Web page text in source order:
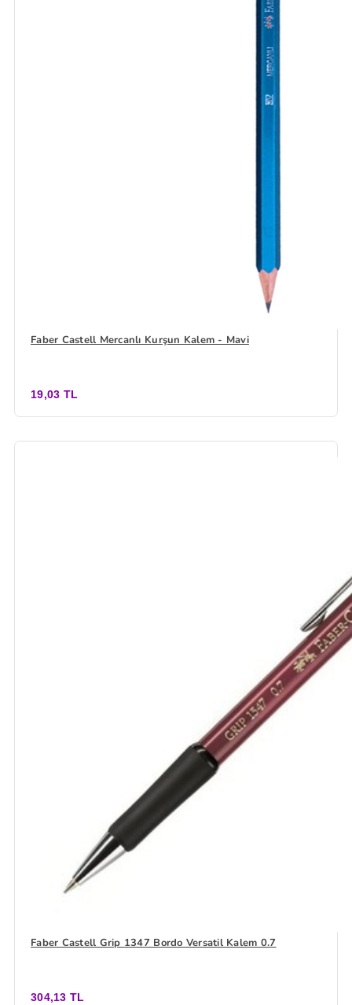
Faber Castell Mercanlı Kurşun Kalem - Mavi
19,03 TL
Faber Castell Grip 1347 Bordo Versatil Kalem 0.7
304,13 TL